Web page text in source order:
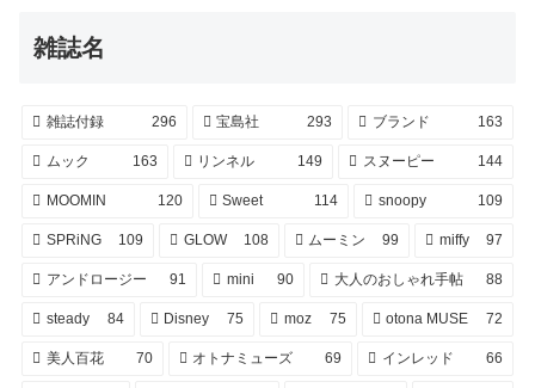
雑誌名
雑誌付録 296 宝島社 293 ブランド 163
ムック 163 リンネル 149 スヌーピー 144
MOOMIN 120 Sweet 114 snoopy 109
SPRiNG 109 GLOW 108 ムーミン 99 miffy 97
アンドロージー 91 mini 90 大人のおしゃれ手帖 88
steady 84 Disney 75 moz 75 otona MUSE 72
美人百花 70 オトナミューズ 69 インレッド 66